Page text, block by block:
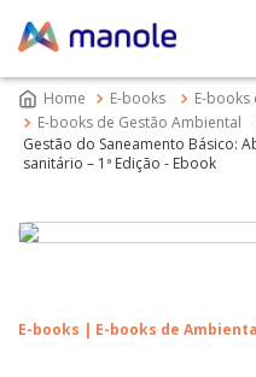
E-books
E-books
E-books de Gestão Ambiental
Gestão do Saneamento Básico:
sanitário – 1ª Edição - Ebook
E-books | E-books de